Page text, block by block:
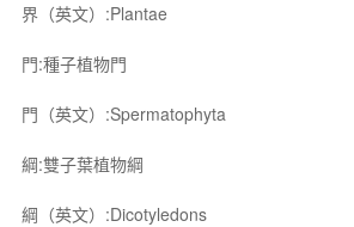
界（英文）:Plantae
門:種子植物門
門（英文）:Spermatophyta
綱:雙子葉植物綱
綱（英文）:Dicotyledons